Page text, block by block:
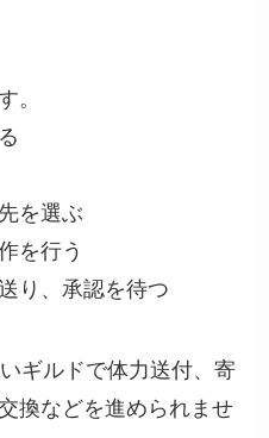
。
を選ぶ
を行う
り、承認を待つ
ギルドで体力送付、寄
換などを進められませ